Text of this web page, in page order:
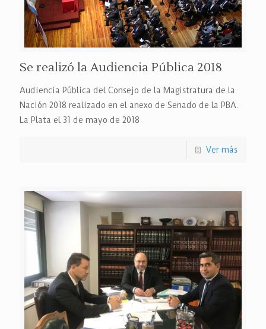
Se realizó la Audiencia Pública 2018
Audiencia Pública del Consejo de la Magistratura de la
Nación 2018 realizado en el anexo de Senado de la PBA.
La Plata el 31 de mayo de 2018
Ver más